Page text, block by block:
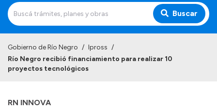
Buscar
Institucional
Autoridades
Gobierno de Río Negro / Ipross /
Río Negro recibió financiamiento para realizar 10
proyectos tecnológicos
RN INNOVA